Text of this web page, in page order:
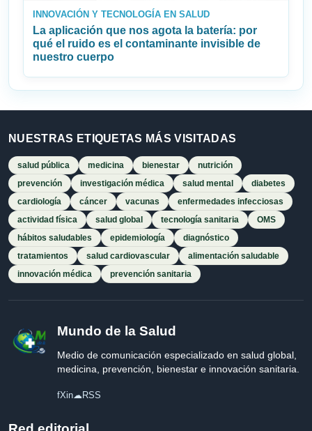
INNOVACIÓN Y TECNOLOGÍA EN SALUD
La aplicación que nos agota la batería: por
qué el ruido es el contaminante invisible de
nuestro cuerpo
NUESTRAS ETIQUETAS MÁS VISITADAS
salud pública medicina bienestar
nutrición
prevención
investigación médica salud mental
diabetes
cardiología
cáncer vacunas
enfermedades infecciosas
actividad física
salud global tecnología sanitaria
OMS
hábitos saludables
epidemiología
diagnóstico
tratamientos
salud cardiovascular
alimentación saludable
innovación médica
prevención sanitaria
Mundo de la Salud
Medio de comunicación especializado en salud global,
medicina, prevención, bienestar e innovación sanitaria.
fXin☁RSS